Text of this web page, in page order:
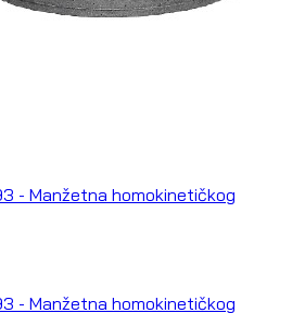
- Manžetna homokinetičkog
- Manžetna homokinetičkog